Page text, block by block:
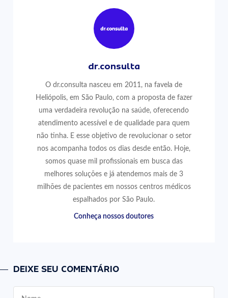
dr.consulta
O dr.consulta nasceu em 2011, na favela de
Heliópolis, em São Paulo, com a proposta de fazer
uma verdadeira revolução na saúde, oferecendo
atendimento acessível e de qualidade para quem
não tinha. E esse objetivo de revolucionar o setor
nos acompanha todos os dias desde então. Hoje,
somos quase mil profissionais em busca das
melhores soluções e já atendemos mais de 3
milhões de pacientes em nossos centros médicos
espalhados por São Paulo.
Conheça nossos doutores
DEIXE SEU COMENTÁRIO